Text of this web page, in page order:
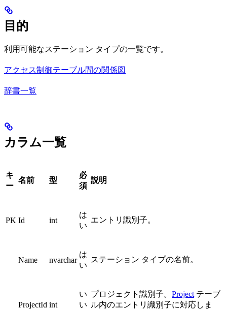
目的
利用可能なステーション タイプの一覧です。
アクセス制御テーブル間の関係図
辞書一覧
カラム一覧
キ
ー
名前 型
必
須
説明
PK Id int
は
い
エントリ識別子。
Name nvarchar
は
い
ステーション タイプの名前。
ProjectId int
い
い
プロジェクト識別子。 Project テーブ
ル内のエントリ識別子に対応しま